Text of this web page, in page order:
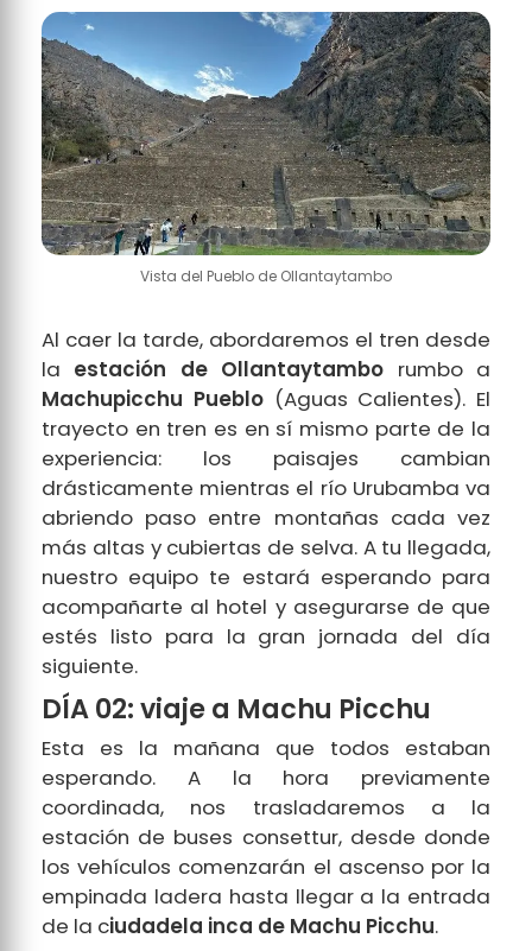
Vista del Pueblo de Ollantaytambo
Al caer la tarde, abordaremos el tren desde
la estación de Ollantaytambo rumbo a
Machupicchu Pueblo(Aguas Calientes). El
trayecto en tren es en sí mismo parte de la
experiencia: los paisajes cambian
drásticamente mientras el río Urubamba va
abriendo paso entre montañas cada vez
más altas y cubiertas de selva. A tu llegada,
nuestro equipo te estará esperando para
acompañarte al hotel y asegurarse de que
estés listo para la gran jornada del día
siguiente.
DÍA 02: viaje a Machu Picchu
Esta es la mañana que todos estaban
esperando. A la hora previamente
coordinada, nos trasladaremos a la
estación de buses consettur, desde donde
los vehículos comenzarán el ascenso por la
empinada ladera hasta llegar a la entrada
de la ciudadela inca de Machu Picchu.